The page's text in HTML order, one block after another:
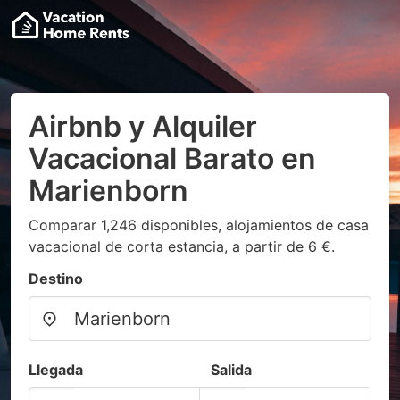
Airbnb y Alquiler
Vacacional Barato en
Marienborn
Comparar 1,246 disponibles, alojamientos de casa
vacacional de corta estancia, a partir de 6 €.
Destino
Llegada Salida